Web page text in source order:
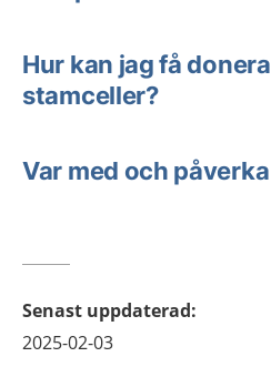
Hur kan jag få
stamceller?
Var med och
Senast uppdaterad:
2025-02-03